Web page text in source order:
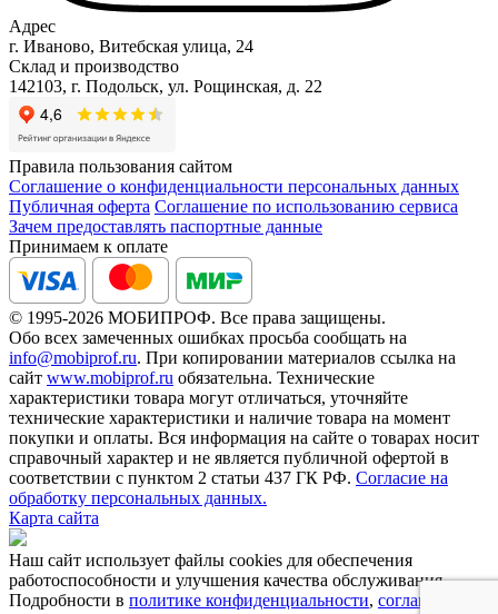
Адрес
г. Иваново, Витебская улица, 24
Склад и производство
142103, г. Подольск, ул. Рощинская, д. 22
Правила пользования сайтом
Соглашение о конфиденциальности персональных данных
Публичная оферта Соглашение по использованию сервиса
Зачем предоставлять паспортные данные
Принимаем к оплате
© 1995-2026 МОБИПРОФ. Все права защищены.
Обо всех замеченных ошибках просьба сообщать на
info@mobiprof.ru. При копировании материалов ссылка на
сайт www.mobiprof.ru обязательна. Технические
характеристики товара могут отличаться, уточняйте
технические характеристики и наличие товара на момент
покупки и оплаты. Вся информация на сайте о товарах носит
справочный характер и не является публичной офертой в
соответствии с пунктом 2 статьи 437 ГК РФ. Согласие на
обработку персональных данных.
Карта сайта
Наш сайт использует файлы cookies для обеспечения
работоспособности и улучшения качества обслуживания.
Подробности в политике конфиденциальности, соглашении